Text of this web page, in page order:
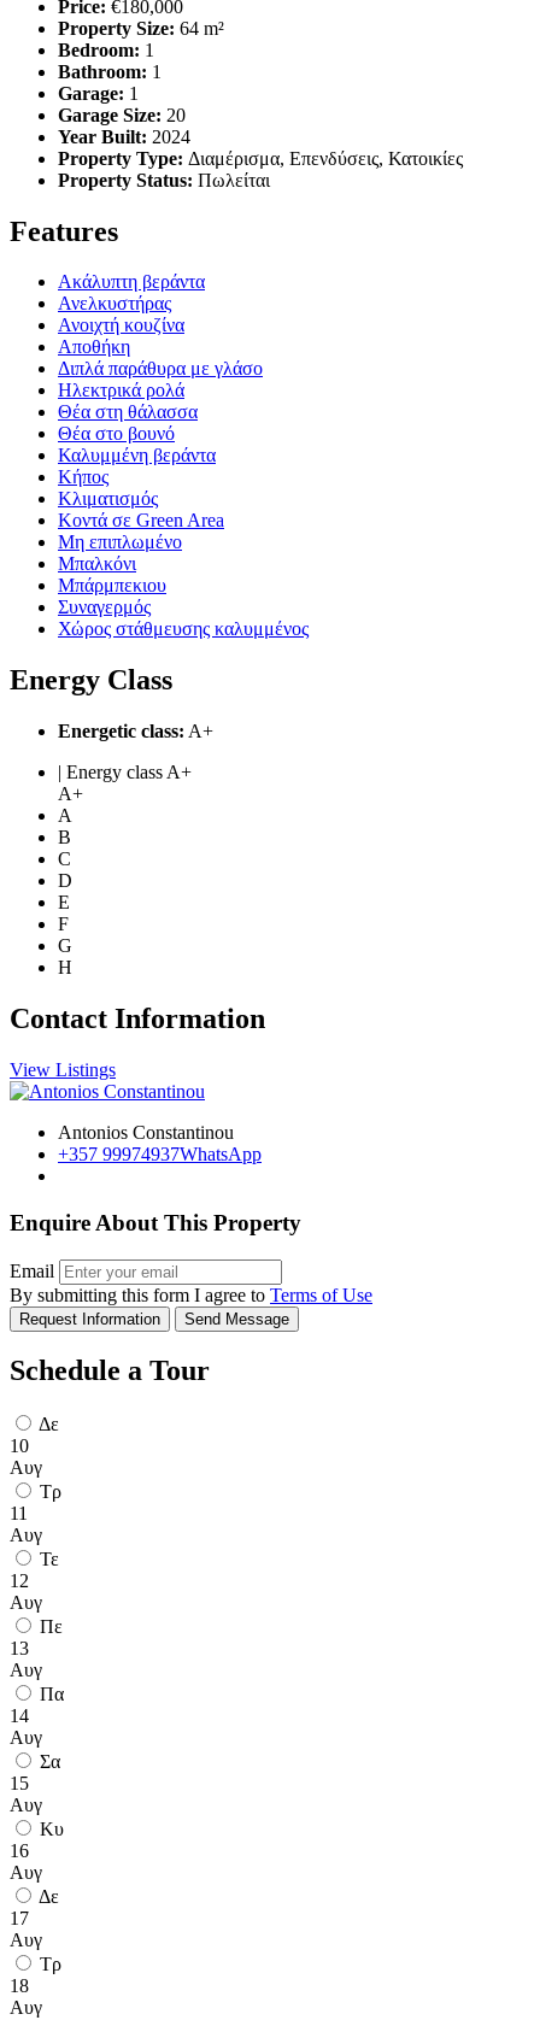
Price: €180,000
Property Size: 64 m²
Bedroom: 1
Bathroom: 1
Garage: 1
Garage Size: 20
Year Built: 2024
Property Type: Διαμέρισμα, Επενδύσεις, Κατοικίες
Property Status: Πωλείται
Features
Ακάλυπτη βεράντα
Ανελκυστήρας
Ανοιχτή κουζίνα
Αποθήκη
Διπλά παράθυρα με γλάσο
Ηλεκτρικά ρολά
Θέα στη θάλασσα
Θέα στο βουνό
Καλυμμένη βεράντα
Κήπος
Κλιματισμός
Κοντά σε Green Area
Μη επιπλωμένο
Μπαλκόνι
Μπάρμπεκιου
Συναγερμός
Χώρος στάθμευσης καλυμμένος
Energy Class
Energetic class: A+
| Energy class A+
A+
A
B
C
D
E
F
G
H
Contact Information
View Listings
Antonios Constantinou
+357 99974937WhatsApp
Enquire About This Property
Email
By submitting this form I agree to Terms of Use
Request Information Send Message
Schedule a Tour
Δε
10
Αυγ
Τρ
11
Αυγ
Τε
12
Αυγ
Πε
13
Αυγ
Πα
14
Αυγ
Σα
15
Αυγ
Κυ
16
Αυγ
Δε
17
Αυγ
Τρ
18
Αυγ